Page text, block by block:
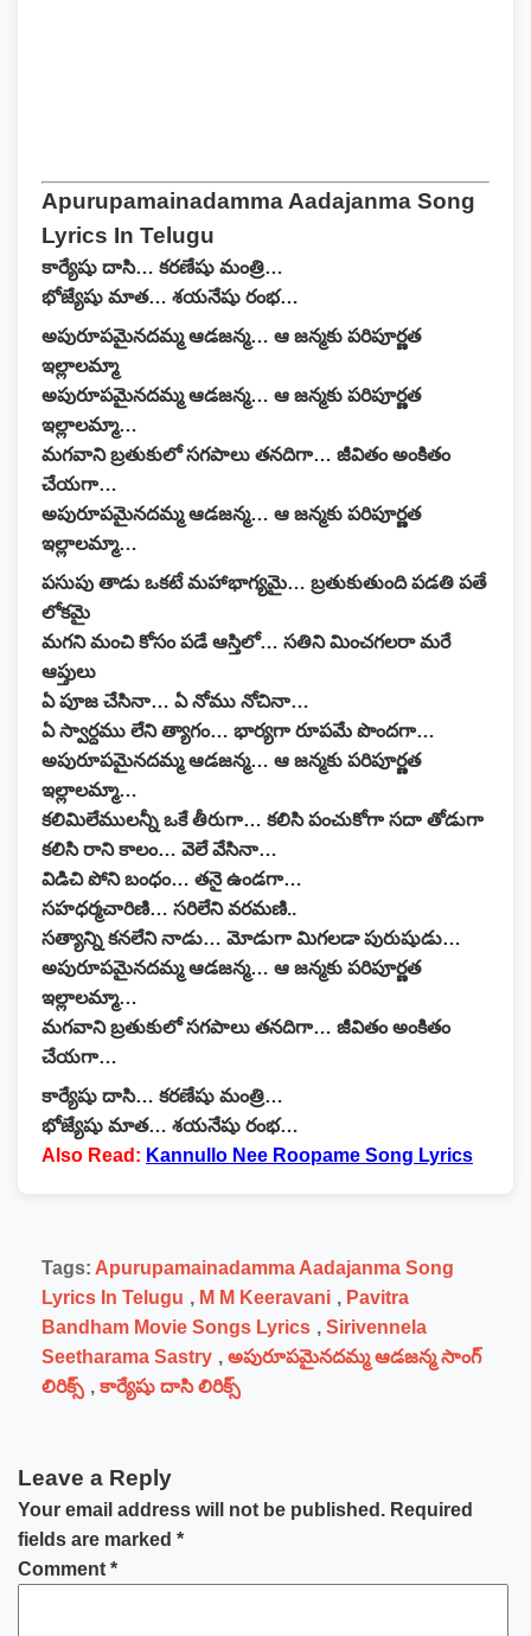
Apurupamainadamma Aadajanma Song
Lyrics In Telugu
కార్యేషు దాసి… కరణేషు మంత్రి…
భోజ్యేషు మాత… శయనేషు రంభ…
అపురూపమైనదమ్మ ఆడజన్మ… ఆ జన్మకు పరిపూర్ణత
ఇల్లాలమ్మా
అపురూపమైనదమ్మ ఆడజన్మ… ఆ జన్మకు పరిపూర్ణత
ఇల్లాలమ్మా…
మగవాని బ్రతుకులో సగపాలు తనదిగా… జీవితం అంకితం
చేయగా…
అపురూపమైనదమ్మ ఆడజన్మ… ఆ జన్మకు పరిపూర్ణత
ఇల్లాలమ్మా…
పసుపు తాడు ఒకటే మహాభాగ్యమై… బ్రతుకుతుంది పడతి పతే
లోకమై
మగని మంచి కోసం పడే ఆస్తిలో… సతిని మించగలరా మరే
ఆప్తులు
ఏ పూజ చేసినా… ఏ నోము నోచినా…
ఏ స్వార్దము లేని త్యాగం… భార్యగా రూపమే పొందగా…
అపురూపమైనదమ్మ ఆడజన్మ… ఆ జన్మకు పరిపూర్ణత
ఇల్లాలమ్మా…
కలిమిలేములన్నీ ఒకే తీరుగా… కలిసి పంచుకోగా సదా తోడుగా
కలిసి రాని కాలం… వెలే వేసినా…
విడిచి పోని బంధం… తనై ఉండగా…
సహధర్మచారిణి… సరిలేని వరమణి..
సత్యాన్ని కనలేని నాడు… మోడుగా మిగలడా పురుషుడు…
అపురూపమైనదమ్మ ఆడజన్మ… ఆ జన్మకు పరిపూర్ణత
ఇల్లాలమ్మా…
మగవాని బ్రతుకులో సగపాలు తనదిగా… జీవితం అంకితం
చేయగా…
కార్యేషు దాసి… కరణేషు మంత్రి…
భోజ్యేషు మాత… శయనేషు రంభ…
Also Read: Kannullo Nee Roopame Song Lyrics
Tags: Apurupamainadamma Aadajanma Song
Lyrics In Telugu , M M Keeravani , Pavitra
Bandham Movie Songs Lyrics , Sirivennela
Seetharama Sastry , అపురూపమైనదమ్మ ఆడజన్మ సాంగ్
లిరిక్స్ , కార్యేషు దాసి లిరిక్స్
Leave a Reply
Your email address will not be published. Required
fields are marked *
Comment *